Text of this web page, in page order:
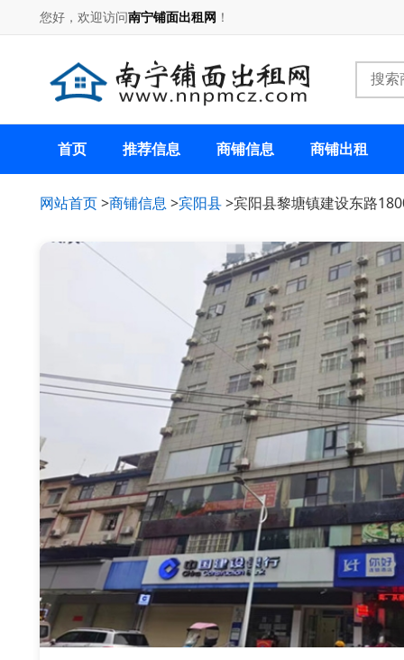
您好，欢迎访问南宁铺面出租网 ！
首页 推荐信息 商铺信息 商铺出租
网站首页>商铺信息 >宾阳县>宾阳县黎塘镇建设东路